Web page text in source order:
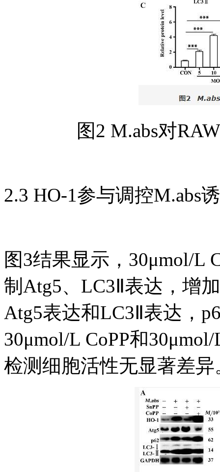
图2 M.abs对
2.3 HO-1参与调控M.abs
图3结果显示，30μmol/L
制Atg5、LC3Ⅱ表达，增
Atg5表达和LC3Ⅱ表达，
30μmol/L CoPP和
检测细胞活性无显著差异